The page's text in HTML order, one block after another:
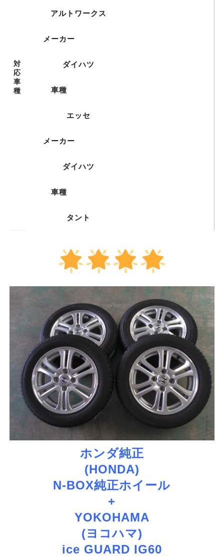
対
応
車
種
アルトワークス
メーカー
ダイハツ
車種
エッセ
メーカー
ダイハツ
車種
タント
ホンダ純正
(HONDA)
N-BOX純正ホイール
+
YOKOHAMA
(ヨコハマ)
ice GUARD IG60